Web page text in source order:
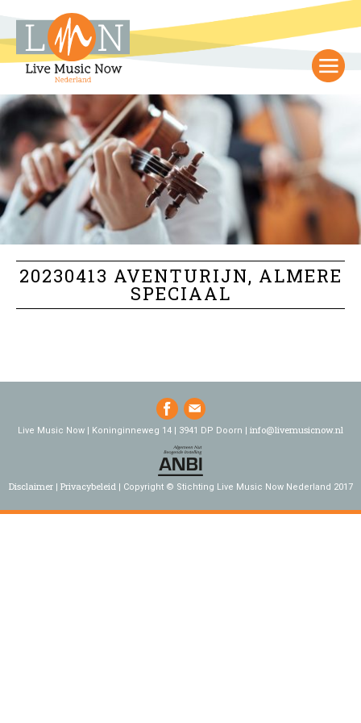
20230413 AVENTURIJN, ALMERE
SPECIAAL
Live Music Now | Koninginneweg 14 | 3941 DP Doorn | info@livemusicnow.nl
Disclaimer Privacybeleid Copyright © Stichting Live Music Now Nederland 2017